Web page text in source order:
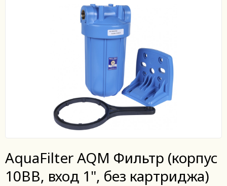
AquaFilter AQM Фильтр (корпус
10ВВ, вход 1", без картриджа)